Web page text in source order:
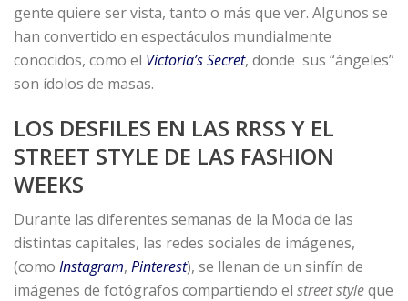
gente quiere ser vista, tanto o más que ver. Algunos se
han convertido en espectáculos mundialmente
conocidos, como el Victoria’s Secret, donde sus “ángeles”
son ídolos de masas.
LOS DESFILES EN LAS RRSS Y EL
STREET STYLE DE LAS FASHION
WEEKS
Durante las diferentes semanas de la Moda de las
distintas capitales, las redes sociales de imágenes,
(como Instagram, Pinterest), se llenan de un sinfín de
imágenes de fotógrafos compartiendo el street styleque